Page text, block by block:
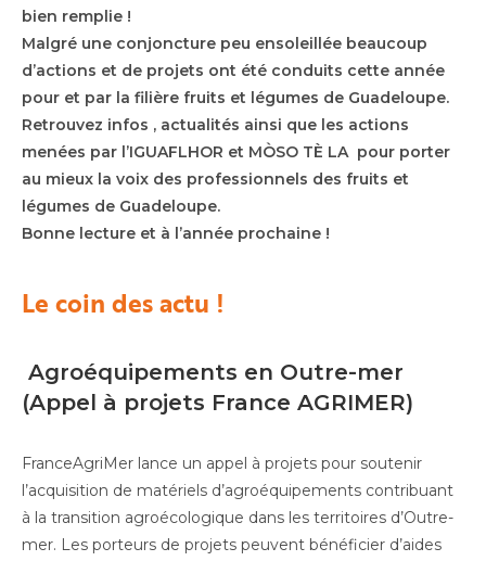
bien remplie !
Malgré une conjoncture peu ensoleillée beaucoup
d’actions et de projets ont été conduits cette année
pour et par la filière fruits et légumes de Guadeloupe.
Retrouvez infos , actualités ainsi que les actions
menées par l’IGUAFLHOR et MÒSO TÈ LA pour porter
au mieux la voix des professionnels des fruits et
légumes de Guadeloupe.
Bonne lecture et à l’année prochaine !
Le coin des actu !
Agroéquipements en Outre-mer
(Appel à projets France AGRIMER)
FranceAgriMer lance un appel à projets pour soutenir
l’acquisition de matériels d’agroéquipements contribuant
à la transition agroécologique dans les territoires d’Outre-
mer. Les porteurs de projets peuvent bénéficier d’aides